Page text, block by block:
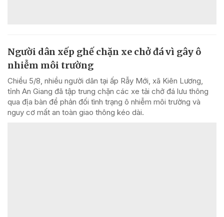
Người dân xếp ghế chặn xe chở đá vì gây ô
nhiễm môi trường
Chiều 5/8, nhiều người dân tại ấp Rẫy Mới, xã Kiên Lương,
tỉnh An Giang đã tập trung chặn các xe tải chở đá lưu thông
qua địa bàn để phản đối tình trạng ô nhiễm môi trường và
nguy cơ mất an toàn giao thông kéo dài.